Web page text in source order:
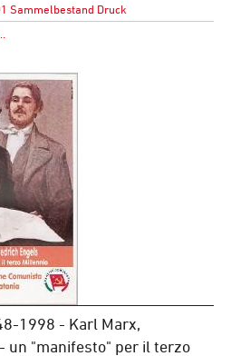
Sammelbestand Druck
1998 - Karl Marx,
un "manifesto" per il terzo